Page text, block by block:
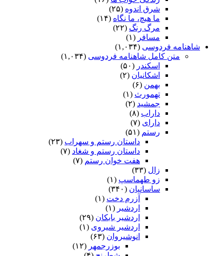
شرق اندوه (۲۵)
ما هیچ، ما نگاه (۱۴)
مرگ رنگ (۲۲)
مسافر (۱)
شاهنامه فردوسی (۱,۰۳۴)
متن کامل شاهنامه فردوسی (۱,۰۳۴)
اسکندر (۵۰)
اشکانیان (۲)
بهمن (۶)
تهمورث (۱)
جمشید (۲)
داراب (۸)
دارای (۷)
رستم (۵۱)
داستان رستم و سهراب (۲۳)
داستان رستم و شغاد (۷)
هفت خوان رستم‏ (۷)
زال (۳۳)
زو طهماسپ‏ (۱)
ساسانیان (۳۴۰)
آزرم دخت (۱)
اردشیر (۱)
اردشیر بابکان (۲۹)
اردشیر شیروی (۱)
انوشیروان (۶۳)
بوزرجمهر (۱۲)